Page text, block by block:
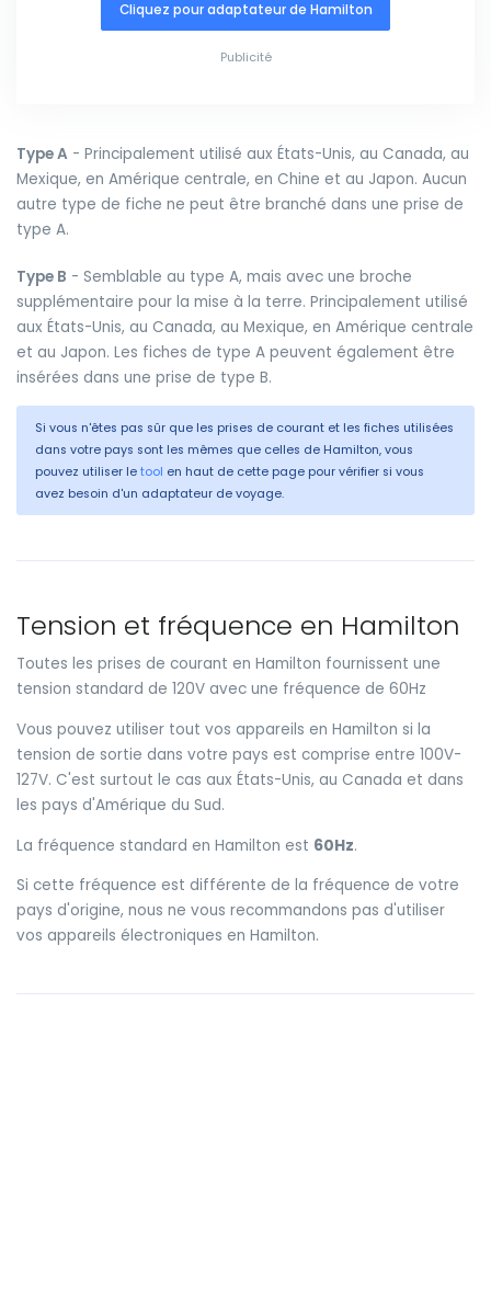
Cliquez pour adaptateur de Hamilton
Publicité
Type A - Principalement utilisé aux États-Unis, au Canada, au
Mexique, en Amérique centrale, en Chine et au Japon. Aucun
autre type de fiche ne peut être branché dans une prise de
type A.
Type B - Semblable au type A, mais avec une broche
supplémentaire pour la mise à la terre. Principalement utilisé
aux États-Unis, au Canada, au Mexique, en Amérique centrale
et au Japon. Les fiches de type A peuvent également être
insérées dans une prise de type B.
Si vous n'êtes pas sûr que les prises de courant et les fiches utilisées
dans votre pays sont les mêmes que celles de Hamilton, vous
pouvez utiliser le tool en haut de cette page pour vérifier si vous
avez besoin d'un adaptateur de voyage.
Tension et fréquence en Hamilton
Toutes les prises de courant en Hamilton fournissent une
tension standard de 120V avec une fréquence de 60Hz
Vous pouvez utiliser tout vos appareils en Hamilton si la
tension de sortie dans votre pays est comprise entre 100V-
127V. C'est surtout le cas aux États-Unis, au Canada et dans
les pays d'Amérique du Sud.
La fréquence standard en Hamilton est 60Hz.
Si cette fréquence est différente de la fréquence de votre
pays d'origine, nous ne vous recommandons pas d'utiliser
vos appareils électroniques en Hamilton.